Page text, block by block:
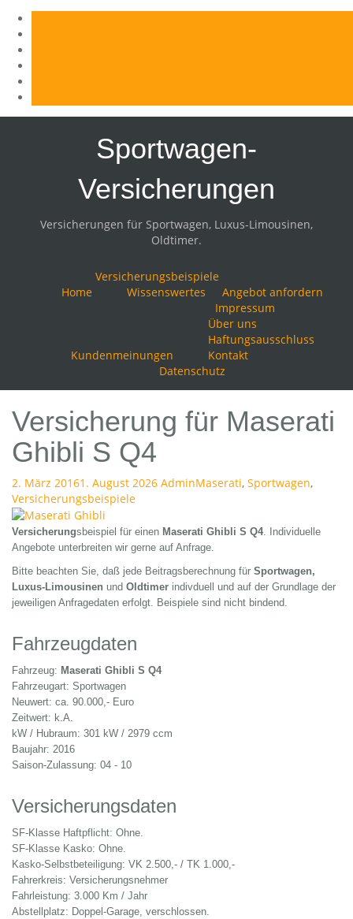
Sportwagen-
Versicherungen
Versicherungen für Sportwagen, Luxus-Limousinen,
Oldtimer.
Home
Versicherungsbeispiele
Wissenswertes
Angebot anfordern
Kundenmeinungen
Impressum
Über uns
Haftungsausschluss
Kontakt
Datenschutz
Versicherung für Maserati
Ghibli S Q4
2. März 20161. August 2026 AdminMaserati, Sportwagen,
Versicherungsbeispiele
Versicherungsbeispiel für einen Maserati Ghibli S Q4. Individuelle
Angebote unterbreiten wir gerne auf Anfrage.
Bitte beachten Sie, daß jede Beitragsberechnung für Sportwagen,
Luxus-Limousinen und Oldtimer indivduell und auf der Grundlage der
jeweiligen Anfragedaten erfolgt. Beispiele sind nicht bindend.
Fahrzeugdaten
Fahrzeug: Maserati Ghibli S Q4
Fahrzeugart: Sportwagen
Neuwert: ca. 90.000,- Euro
Zeitwert: k.A.
kW / Hubraum: 301 kW / 2979 ccm
Baujahr: 2016
Saison-Zulassung: 04 - 10
Versicherungsdaten
SF-Klasse Haftpflicht: Ohne.
SF-Klasse Kasko: Ohne.
Kasko-Selbstbeteiligung: VK 2.500,- / TK 1.000,-
Fahrerkreis: Versicherungsnehmer
Fahrleistung: 3.000 Km / Jahr
Abstellplatz: Doppel-Garage, verschlossen.